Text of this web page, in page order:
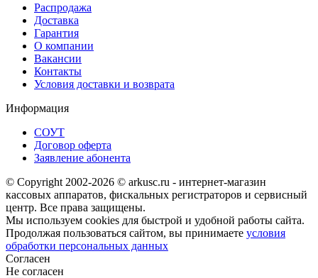
Распродажа
Доставка
Гарантия
О компании
Вакансии
Контакты
Условия доставки и возврата
Информация
СОУТ
Договор оферта
Заявление абонента
© Copyright 2002-2026 © arkusc.ru - интернет-магазин
кассовых аппаратов, фискальных регистраторов и сервисный
центр. Все права защищены.
Мы используем cookies для быстрой и удобной работы сайта.
Продолжая пользоваться сайтом, вы принимаете условия
обработки персональных данных
Согласен
Не согласен